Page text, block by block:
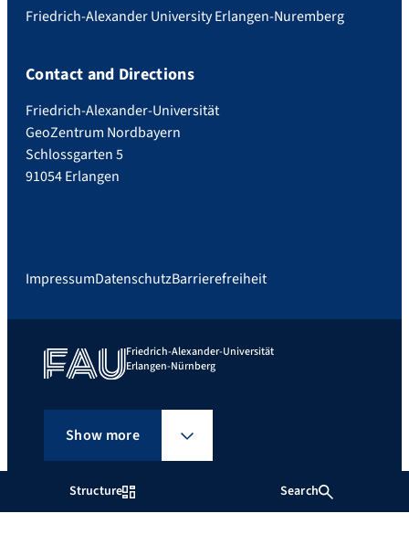
Structure Search
Friedrich-Alexander University Erlangen-Nuremberg
Contact and Directions
Friedrich-Alexander-Universität
GeoZentrum Nordbayern
Schlossgarten 5
91054 Erlangen
ImpressumDatenschutzBarrierefreiheit
Friedrich-Alexander-Universität
Erlangen-Nürnberg
Show more